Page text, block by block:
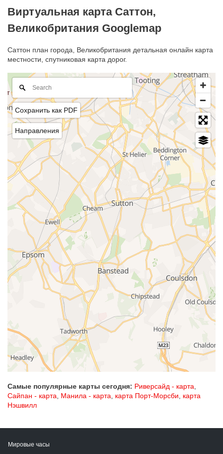
Виртуальная карта Саттон,
Великобритания Googlemap
Саттон план города, Великобритания детальная онлайн карта
местности, спутниковая карта дорог.
Сохранить как PDF
Направления
Самые популярные карты сегодня: Риверсайд - карта,
Сайпан - карта, Манила - карта, карта Порт-Морсби, карта
Нэшвилл
Мировые часы